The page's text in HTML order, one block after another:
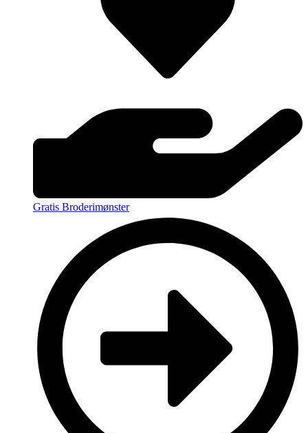
Gratis Broderimønster